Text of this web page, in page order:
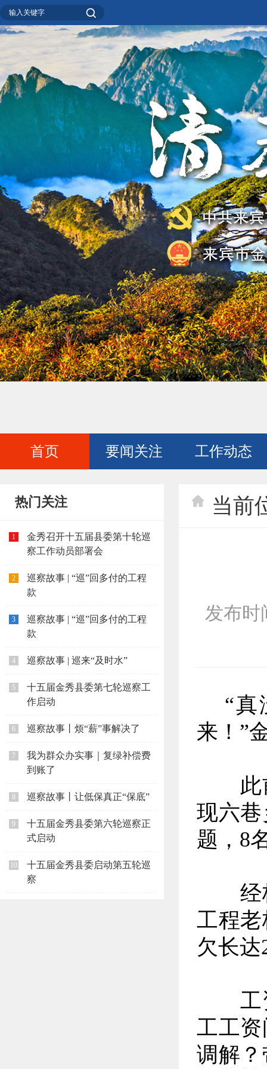
首页 要闻关注 工作动态
热门关注
1
金秀召开十五届县委第十轮巡
察工作动员部署会
2
巡察故事 | “巡”回多付的工程
款
3
巡察故事 | “巡”回多付的工程
款
4 巡察故事 | 巡来“及时水”
5
十五届金秀县委第七轮巡察工
作启动
6 巡察故事丨烦“薪”事解决了
7
我为群众办实事｜复绿补偿费
到账了
8 巡察故事丨让低保真正“保底”
9
十五届金秀县委第六轮巡察正
式启动
10
十五届金秀县委启动第五轮巡
察
当前
发布时
“真
来！”
此前
现六
题，8
经核
工程
欠长
工资
工工
调解